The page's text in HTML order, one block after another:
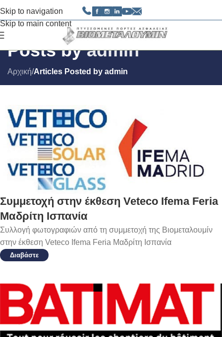
Skip to navigation
Skip to main content
Posts byadmin
Αρχική/Articles Posted by admin
Συμμετοχή στην έκθεση Veteco Ifema Feria
Μαδρίτη Ισπανία
Συλλογή φωτογραφιών από τη συμμετοχή της Βιομεταλουμίν
στην έκθεση Veteco Ifema Feria Μαδρίτη Ισπανία
Διαβάστε